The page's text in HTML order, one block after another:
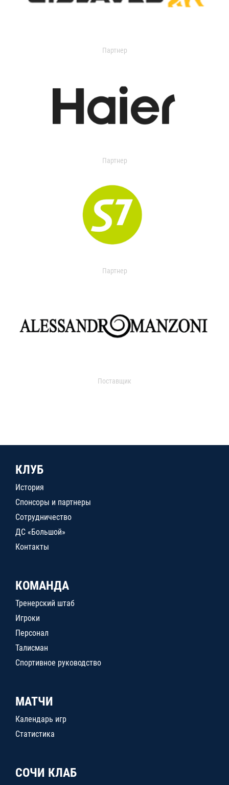
Партнер
Партнер
Партнер
Поставщик
КЛУБ
История
Спонсоры и партнеры
Сотрудничество
ДС «Большой»
Контакты
КОМАНДА
Тренерский штаб
Игроки
Персонал
Талисман
Спортивное руководство
МАТЧИ
Календарь игр
Статистика
СОЧИ КЛАБ